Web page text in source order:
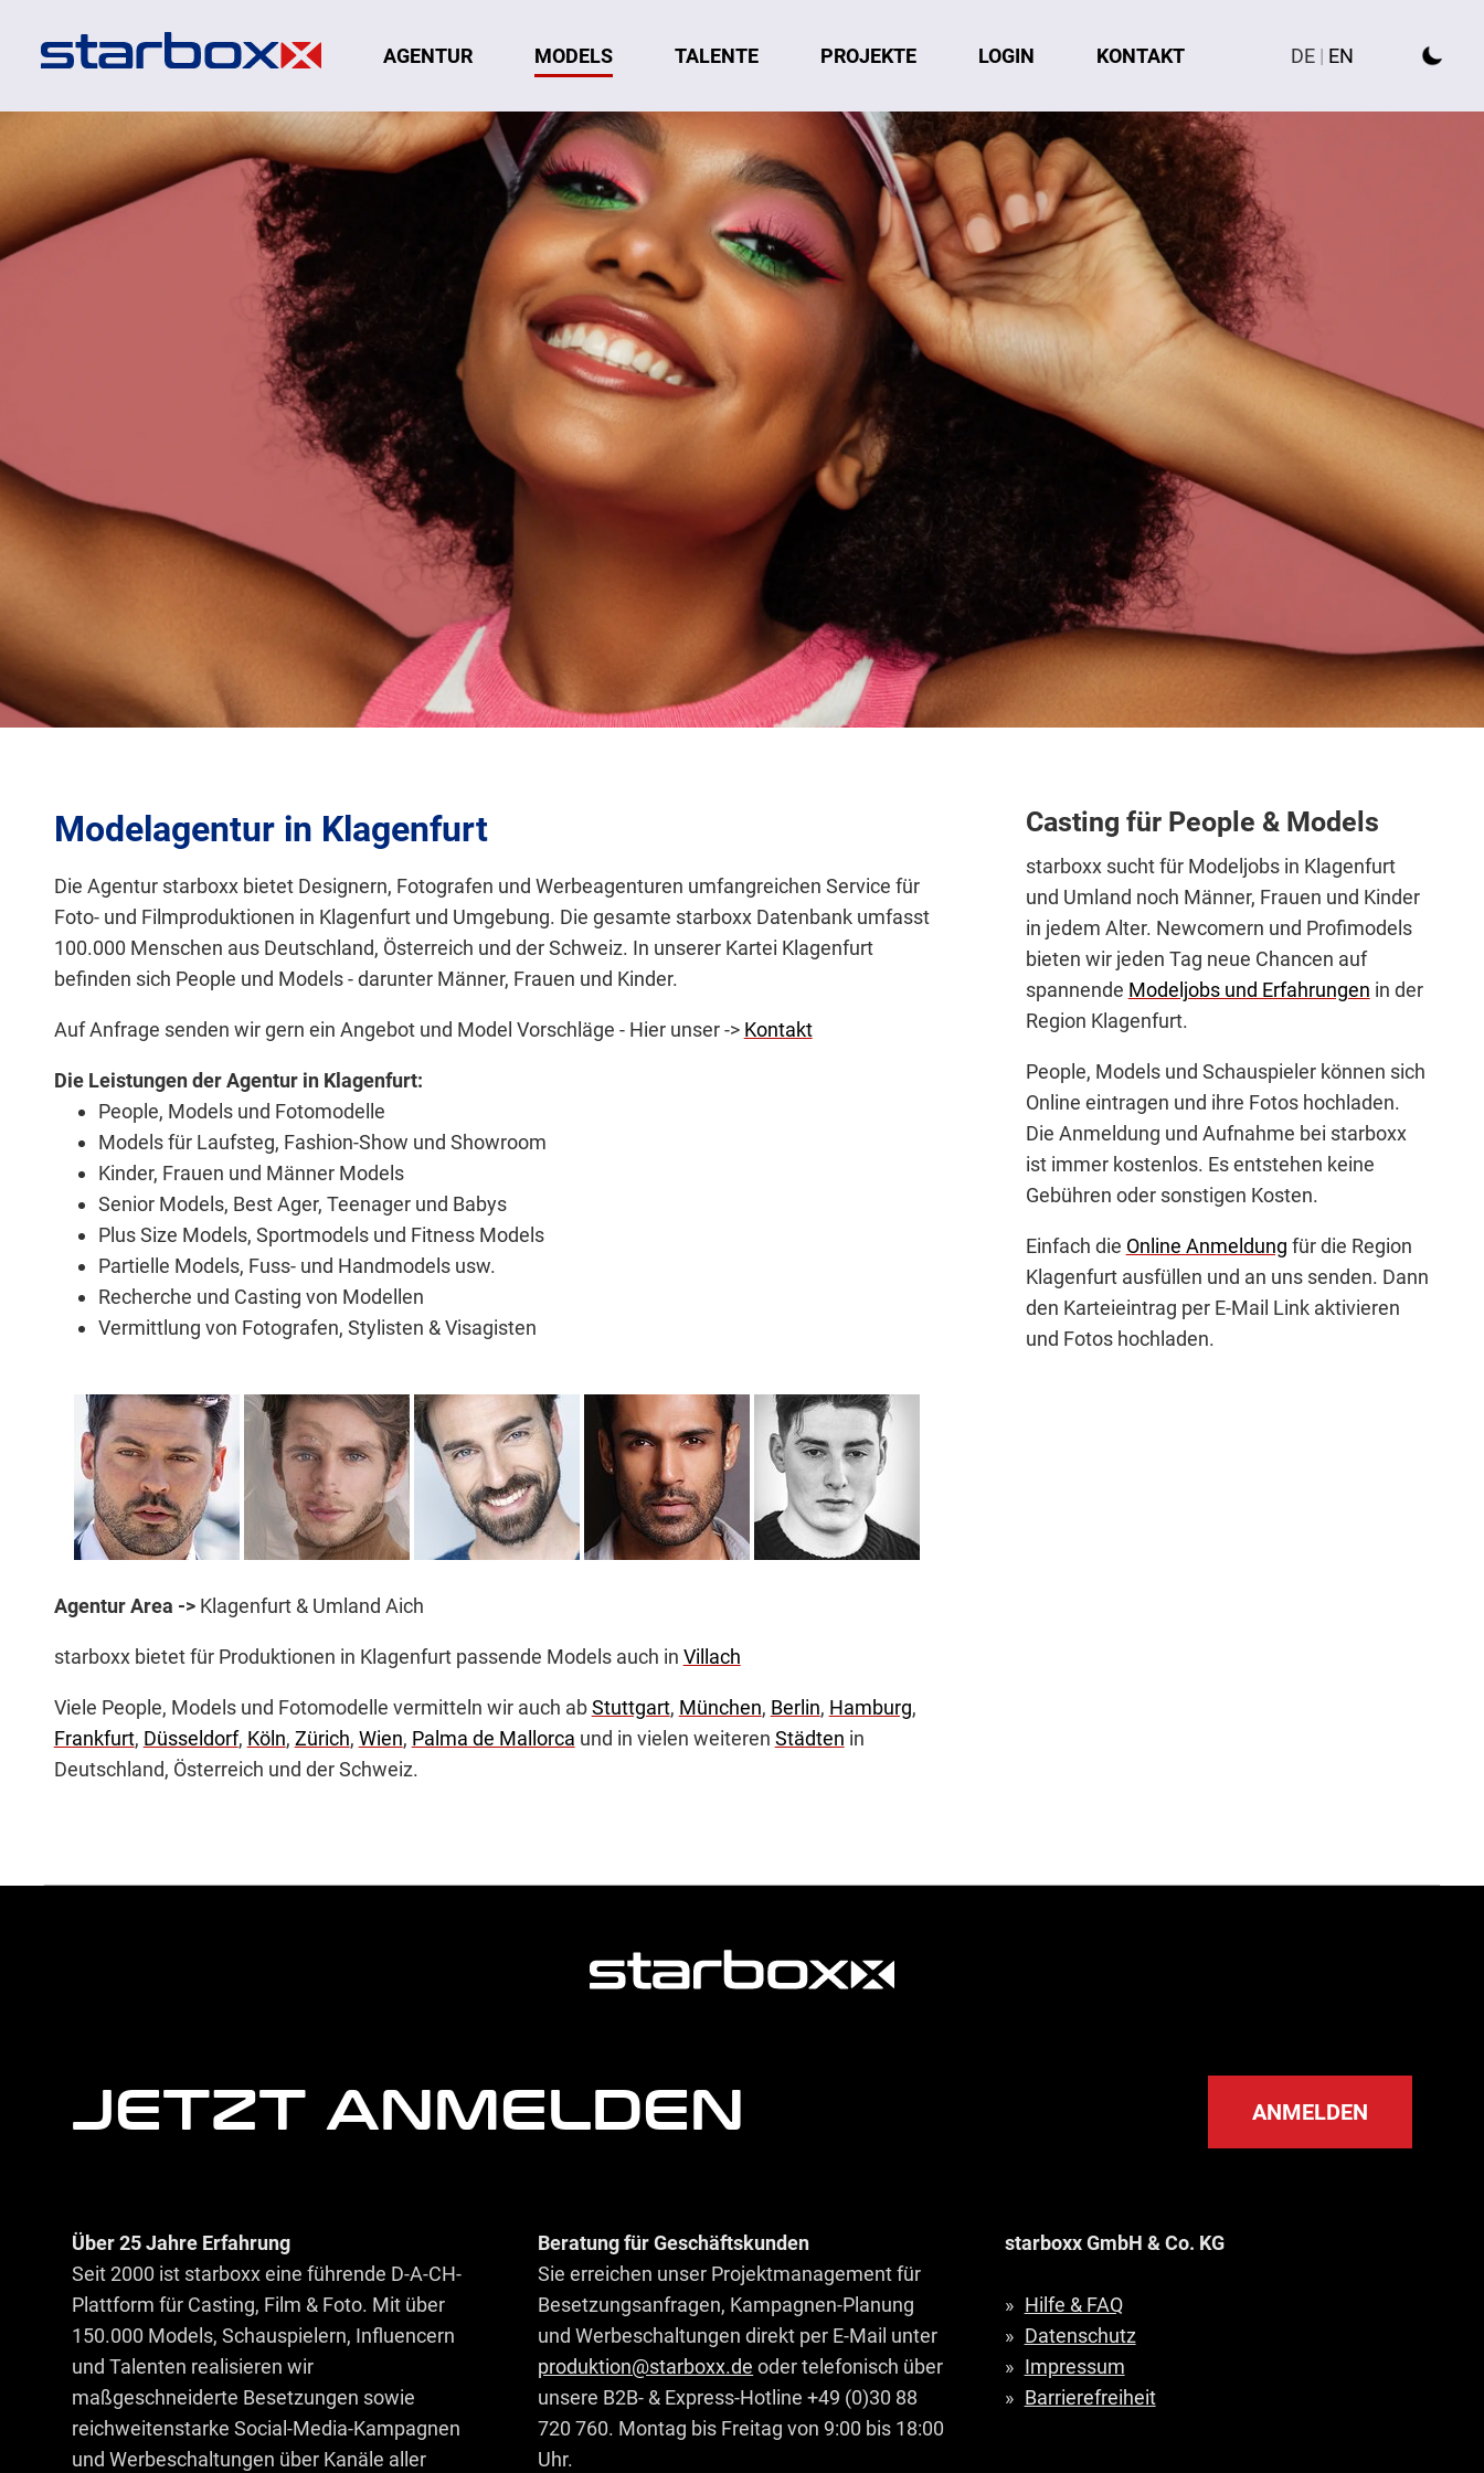
Navigation AGENTUR MODELS TALENTE PROJEKTE LOGIN KONTAKT DE | EN
Modelagentur in Klagenfurt
Die Agentur starboxx bietet Designern, Fotografen und Werbeagenturen umfangreichen Service für
Foto- und Filmproduktionen in Klagenfurt und Umgebung. Die gesamte starboxx Datenbank umfasst
100.000 Menschen aus Deutschland, Österreich und der Schweiz. In unserer Kartei Klagenfurt
befinden sich People und Models -darunter Männer, Frauen und Kinder.
Auf Anfrage senden wir gern ein Angebot und Model Vorschläge - Hier unser -> Kontakt
Die Leistungen der Agentur in Klagenfurt:
People, Models und Fotomodelle
Models für Laufsteg, Fashion-Show und Showroom
Kinder, Frauen und Männer Models
Senior Models, Best Ager, Teenager und Babys
Plus Size Models, Sportmodels und Fitness Models
Partielle Models, Fuss- und Handmodels usw.
Recherche und Casting von Modellen
Vermittlung von Fotografen, Stylisten & Visagisten
Agentur Area -> Klagenfurt & Umland Aich
starboxx bietet für Produktionen in Klagenfurt passende Models auch in Villach
Viele People, Models und Fotomodelle vermitteln wir auch abStuttgart, München, Berlin, Hamburg,
Frankfurt, Düsseldorf, Köln, Zürich, Wien, Palma de Mallorca und in vielen weiteren Städten in
Deutschland, Österreich und der Schweiz.
Casting für People & Models
starboxx sucht für Modeljobs in Klagenfurt
und Umland noch Männer, Frauen und Kinder
in jedem Alter. Newcomern und Profimodels
bieten wir jeden Tag neue Chancen auf
spannende Modeljobs und Erfahrungen in der
Region Klagenfurt.
People, Models und Schauspieler können sich
Online eintragen und ihre Fotos hochladen.
Die Anmeldung und Aufnahme bei starboxx
ist immer kostenlos. Es entstehen keine
Gebühren oder sonstigen Kosten.
Einfach die Online Anmeldung für die Region
Klagenfurt ausfüllen und an uns senden. Dann
den Karteieintrag per E-Mail Link aktivieren
und Fotos hochladen.
JETZT ANMELDEN ANMELDEN
Über 25 Jahre Erfahrung
Seit 2000 ist starboxx eine führende D-A-CH-
Plattform für Casting, Film & Foto. Mit über
150.000 Models, Schauspielern, Influencern
und Talenten realisieren wir
maßgeschneiderte Besetzungen sowie
reichweitenstarke Social-Media-Kampagnen
und Werbeschaltungen über Kanäle aller
Beratung für Geschäftskunden
Sie erreichen unser Projektmanagement für
Besetzungsanfragen, Kampagnen-Planung
und Werbeschaltungen direkt per E-Mail unter
produktion@starboxx.de oder telefonisch über
unsere B2B- & Express-Hotline +49 (0)30 88
720 760. Montag bis Freitag von 9:00 bis 18:00
Uhr.
starboxx GmbH & Co. KG
Hilfe & FAQ
Datenschutz
Impressum
Barrierefreiheit